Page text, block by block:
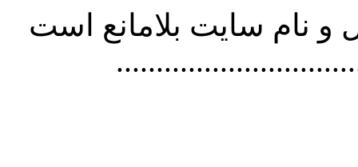
نام سايت بلامانع است